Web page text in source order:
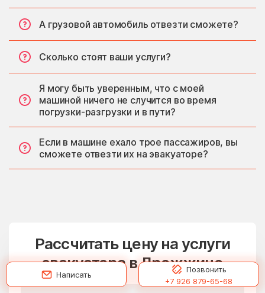
А грузовой автомобиль отвезти сможете?
Сколько стоят ваши услуги?
Я могу быть уверенным, что с моей
машиной ничего не случится во время
погрузки-разгрузки и в пути?
Если в машине ехало трое пассажиров, вы
сможете отвезти их на эвакуаторе?
Рассчитать цену на услуги
эвакуатора в Дрожжино
Написать
Позвонить
+7 926 879-65-68